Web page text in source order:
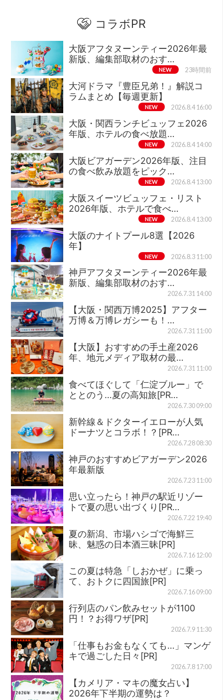
コラボPR
大阪アフタヌーンティー2026年最
新版、編集部取材のおす…
NEW 23時間前
大河ドラマ『豊臣兄弟！』解説コ
ラムまとめ【毎週更新】
NEW 2026.8.4 16:00
大阪・関西ランチビュッフェ2026
年版、ホテルの食べ放題…
NEW 2026.8.4 14:00
大阪ビアガーデン2026年版、注目
の食べ飲み放題をピック…
NEW 2026.8.4 13:00
大阪スイーツビュッフェ・リスト
2026年版、ホテルで食べ…
NEW 2026.8.4 13:00
大阪のナイトプール8選【2026
年】
NEW 2026.8.3 11:00
神戸アフタヌーンティー2026年最
新版、編集部取材のおす…
2026.7.31 14:00
【大阪・関西万博2025】アフター
万博＆万博レガシーも！…
2026.7.31 11:00
【大阪】おすすめの手土産2026
年、地元メディア取材の最…
2026.7.31 11:00
食べてほぐして「仁淀ブルー」で
ととのう…夏の高知旅[PR…
2026.7.30 09:00
新幹線＆ドクターイエローが人気
ドーナツとコラボ！？[PR…
2026.7.28 08:30
神戸のおすすめビアガーデン2026
年最新版
2026.7.23 11:00
思い立ったら！神戸の駅近リゾー
トで夏の思い出づくり[PR…
2026.7.22 19:40
夏の新潟、市場ハシゴで海鮮三
昧、魅惑の日本酒三昧[PR]
2026.7.16 12:00
この夏は特急「しおかぜ」に乗っ
て、おトクに四国旅[PR]
2026.7.16 09:00
行列店のパン飲みセットが1100
円！？お得ワザ[PR]
2026.7.9 11:30
「仕事もお金もなくても…」マンゲ
キで過ごした日々[PR]
2026.7.8 17:00
【カメリア・マキの魔女占い】
2026年下半期の運勢は？